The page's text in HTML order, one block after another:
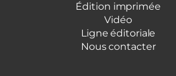
Édition imprimée
Vidéo
Ligne éditoriale
Nous contacter